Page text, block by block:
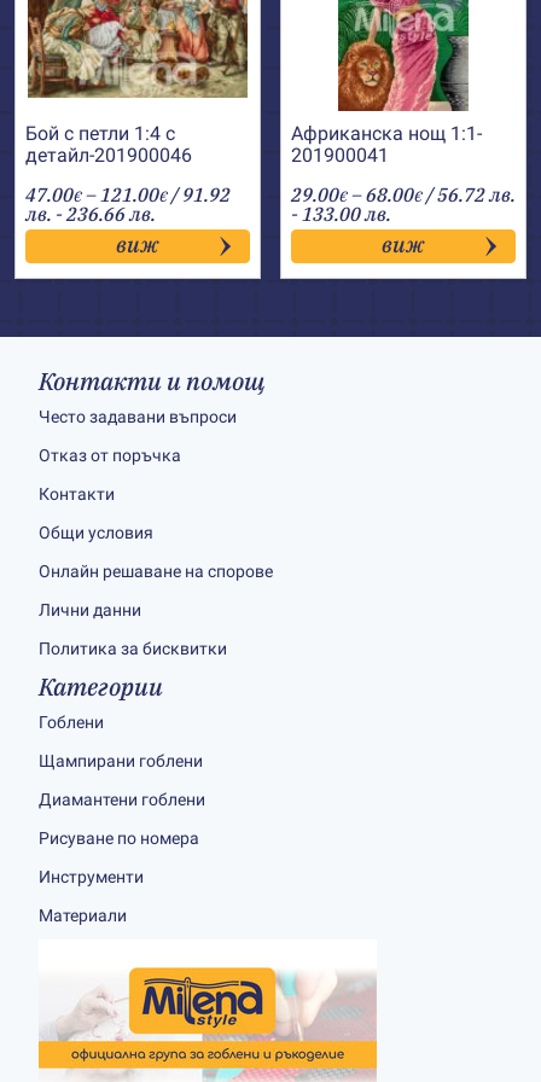
Бой с петли 1:4 с
детайл-201900046
47.00€ –121.00€Price
range:
47.00€
through
121.00€
/ 91.92
лв. - 236.66 лв.
виж
Африканска нощ 1:1-
201900041
29.00€ –68.00€Price
range:
29.00€
through
68.00€
/ 56.72 лв.
- 133.00 лв.
виж
Контакти и помощ
Често задавани въпроси
Отказ от поръчка
Контакти
Общи условия
Онлайн решаване на спорове
Лични данни
Политика за бисквитки
Категории
Гоблени
Щампирани гоблени
Диамантени гоблени
Рисуване по номера
Инструменти
Материали